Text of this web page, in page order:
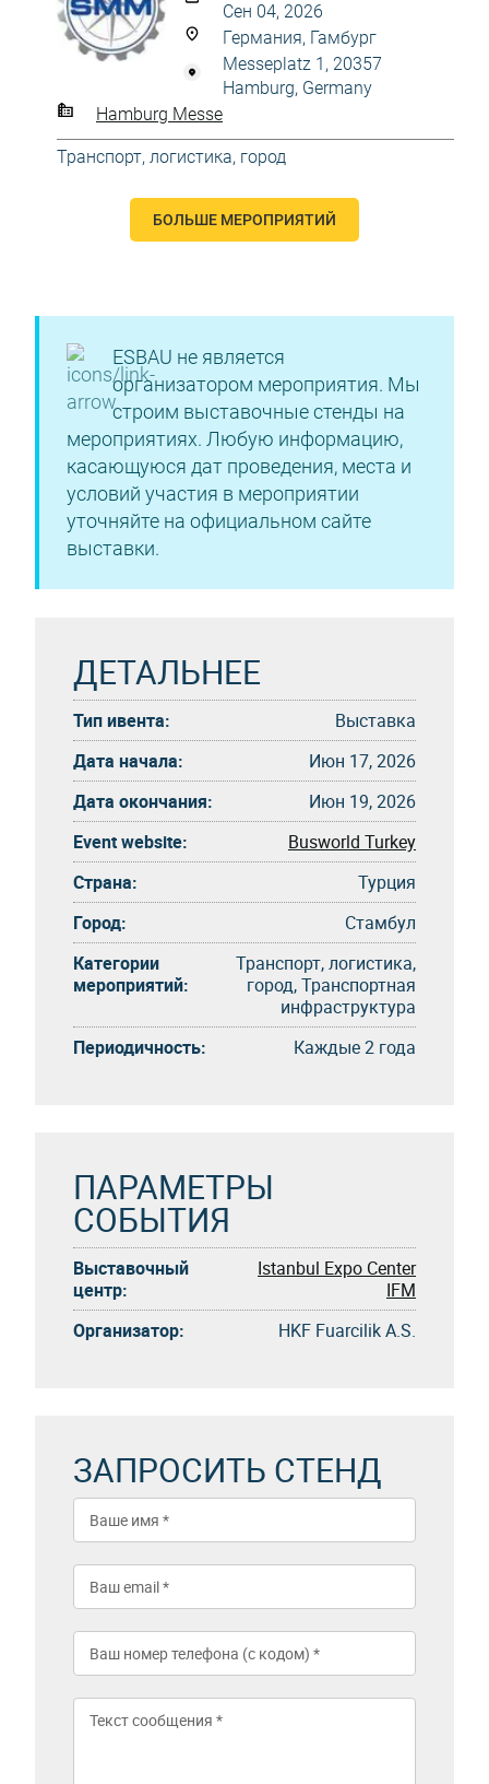
Сен 04, 2026
Германия, Гамбург
Messeplatz 1, 20357
Hamburg, Germany
Hamburg Messe
Транспорт, логистика, город
БОЛЬШЕ МЕРОПРИЯТИЙ
ESBAU не является
организатором мероприятия. Мы
строим выставочные стенды на
мероприятиях. Любую информацию,
касающуюся дат проведения, места и
условий участия в мероприятии
уточняйте на официальном сайте
выставки.
ДЕТАЛЬНЕЕ
Тип ивента:
Выставка
Дата начала:
Июн 17, 2026
Дата окончания:
Июн 19, 2026
Event website:
Busworld Turkey
Страна:
Турция
Город:
Стамбул
Категории
мероприятий:
Транспорт, логистика,
город, Транспортная
инфраструктура
Периодичность:
Каждые 2 года
ПАРАМЕТРЫ
СОБЫТИЯ
Выставочный
центр:
Istanbul Expo Center
IFM
Организатор:
HKF Fuarcilik A.S.
ЗАПРОСИТЬ СТЕНД